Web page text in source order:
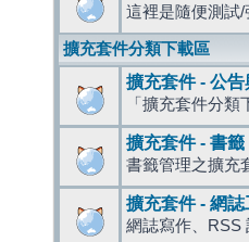
這裡是隨便測試
擴充套件分類下載區
擴充套件 - 公告
「擴充套件分
擴充套件 - 書籤
書籤管理之擴充
擴充套件 - 網誌
網誌寫作、RSS